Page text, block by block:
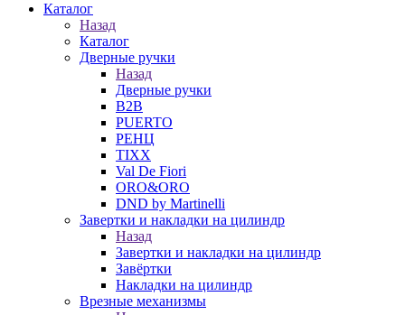
Каталог
Назад
Каталог
Дверные ручки
Назад
Дверные ручки
B2B
PUERTO
РЕНЦ
TIXX
Val De Fiori
ORO&ORO
DND by Martinelli
Завертки и накладки на цилиндр
Назад
Завертки и накладки на цилиндр
Завёртки
Накладки на цилиндр
Врезные механизмы